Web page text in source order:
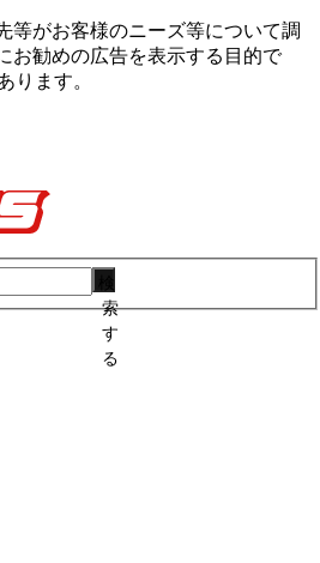
等がお客様のニーズ等について調
お勧めの広告を表⽰する⽬的で
ります。
索
す
る